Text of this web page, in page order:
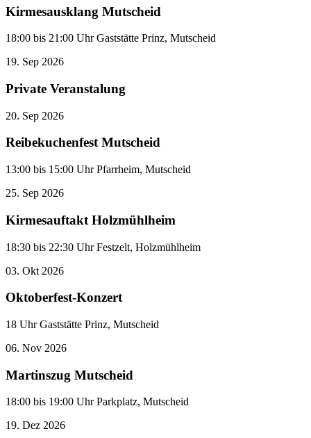
Kirmesausklang Mutscheid
18:00 bis 21:00 Uhr Gaststätte Prinz, Mutscheid
19. Sep 2026
Private Veranstalung
20. Sep 2026
Reibekuchenfest Mutscheid
13:00 bis 15:00 Uhr Pfarrheim, Mutscheid
25. Sep 2026
Kirmesauftakt Holzmühlheim
18:30 bis 22:30 Uhr Festzelt, Holzmühlheim
03. Okt 2026
Oktoberfest-Konzert
18 Uhr Gaststätte Prinz, Mutscheid
06. Nov 2026
Martinszug Mutscheid
18:00 bis 19:00 Uhr Parkplatz, Mutscheid
19. Dez 2026